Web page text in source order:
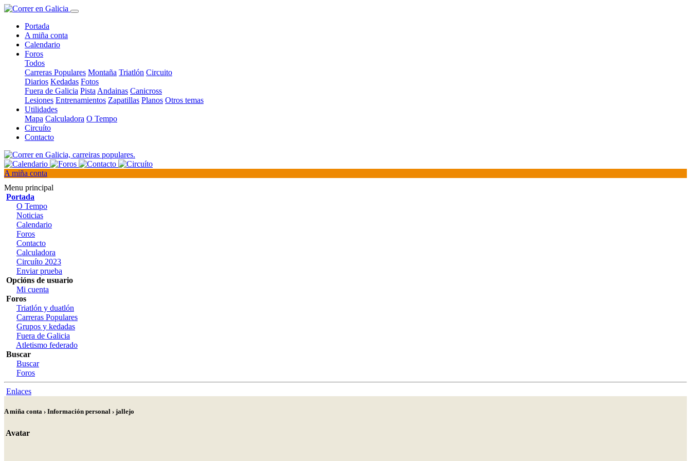
Portada
A miña conta
Calendario
Foros
Todos
Carreras Populares Montaña Triatlón Circuito
Diarios Kedadas Fotos
Fuera de Galicia Pista Andainas Canicross
Lesiones Entrenamientos Zapatillas Planos Otros temas
Utilidades
Mapa Calculadora O Tempo
Circuíto
Contacto
A miña conta
Menu principal
Portada
O Tempo
Noticias
Calendario
Foros
Contacto
Calculadora
Circuíto 2023
Enviar prueba
Opcións de usuario
Mi cuenta
Foros
Triatlón y duatlón
Carreras Populares
Grupos y kedadas
Fuera de Galicia
Atletismo federado
Buscar
Buscar
Foros
Enlaces
A miña conta › Información personal › jallejo
Avatar